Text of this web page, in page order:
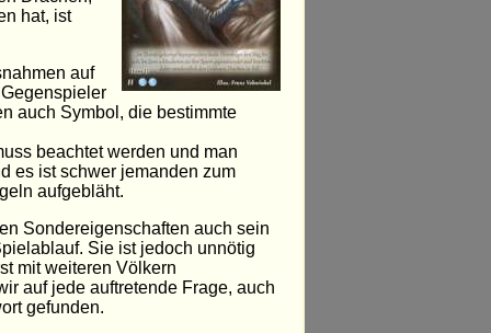
hat, ist
auf
auch Symbol, die bestimmte
beachtet werden und man
es ist schwer jemanden zum
aufgebläht.
Sondereigenschaften auch sein
Sie ist jedoch unnötig
mit weiteren Völkern
auf jede auftretende Frage, auch
gefunden.